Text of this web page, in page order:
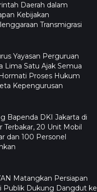
Daerah dalam
Kebijakan
Transmigrasi
Yayasan Perguruan
Lima Satu Ajak Semua
Proses Hukum
Kepengurusan
Bapenda DKI Jakarta di
Terbakar, 20 Unit Mobil
dan 100 Personel
Matangkan Persiapan
Publik Dukung Dangdut ke